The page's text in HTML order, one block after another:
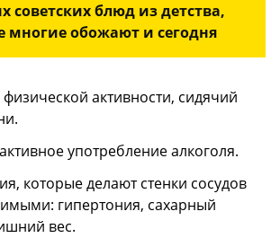
советских блюд из детства,
многие обожают и сегодня
физической активности, сидячий
употребление алкоголя.
которые делают стенки сосудов
гипертония, сахарный
вес.